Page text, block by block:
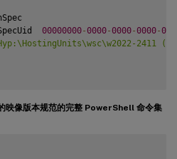
00000000-0000-0000-0000-
2411
映像版本规范的完整 PowerShell 命令集